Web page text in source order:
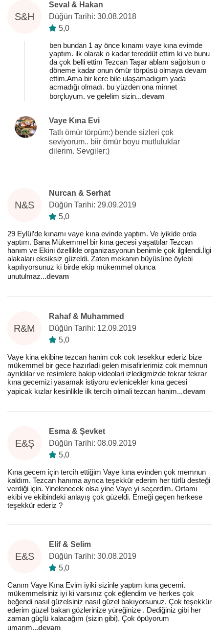
S&H
Seval & Hakan
Düğün Tarihi: 30.08.2018
5,0
ben bundan 1 ay önce kınamı vaye kına evimde
yaptım. ilk olarak o kadar tereddüt ettim ki ve bunu
da çok belli ettim Tezcan Taşar ablam sağolsun o
döneme kadar onun ömür törpüsü olmaya devam
ettim.Ama bir kere bile ulaşamadıgım yada
acmadığı olmadı. bu yüzden ona minnet
borçluyum. ve gelelim sizin...devam
Vaye Kına Evi
Tatlı ömür törpüm:) bende sizleri çok
seviyorum.. biir ömür boyu mutluluklar
dilerim. Sevgiler:)
N&S
Nurcan & Serhat
Düğün Tarihi: 29.09.2019
5,0
29 Eylül’de kınamı vaye kına evinde yaptım. Ve iyikide orda
yaptım. Bana Mükemmel bir kına gecesi yaşattılar Tezcan
hanım ve Ekini özellikle organizasyonun benimle çok ilgilendi.İlgi
alakaları eksiksiz güzeldi. Zaten mekanın büyüsüne öylebi
kapılıyorsunuz ki birde ekip mükemmel olunca
unutulmaz...devam
R&M
Rahaf & Muhammed
Düğün Tarihi: 12.09.2019
5,0
Vaye kina ekibine tezcan hanim cok cok tesekkur ederiz bize
mükemmel bir gece hazırladi gelen misafirlerimiz cok memnun
ayrıldılar ve resimlere bakıp videolari izledigmizde tekrar tekrar
kına gecemizi yasamak istiyoru evlenicekler kına gecesi
yapicak kızlar kesinlikle ilk tercih olmali tezcan hanim...devam
E&Ş
Esma & Şevket
Düğün Tarihi: 08.09.2019
5,0
Kına gecem için tercih ettiğim Vaye kına evinden çok memnun
kaldım. Tezcan hanıma ayrıca teşekkür ederim her türlü desteği
verdiği için. Yinelenecek olsa yine Vaye yi seçerdim. Ortamı
ekibi ve ekibindeki anlayış çok güzeldi. Emeği geçen herkese
teşekkür ederiz ?
E&S
Elif & Selim
Düğün Tarihi: 30.08.2019
5,0
Canım Vaye Kına Evim iyiki sizinle yaptım kına gecemi.
mükemmelsiniz iyi ki varsınız çok eğlendim ve herkes çok
beğendi nasıl güzelsiniz nasıl güzel bakıyorsunuz. Çok teşekkür
ederim güzel bakan gözlerinize yüreğinize . Dediğiniz gibi her
zaman güçlü kalacağım (sizin gibi). Çok öpüyorum
umarım...devam